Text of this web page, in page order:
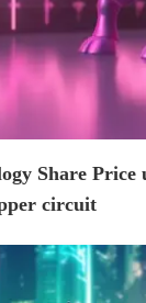
Share Price
circuit